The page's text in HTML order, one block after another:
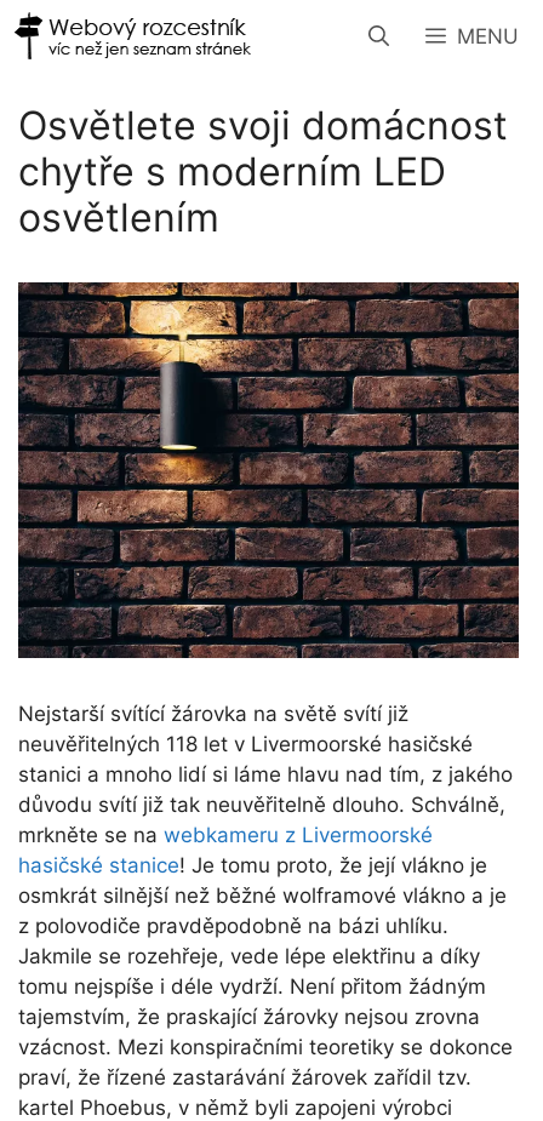
Přeskočit
na
MENU
Osvětlete svoji domácnost
chytře s moderním LED
osvětlením
Nejstarší svítící žárovka na světě svítí již
neuvěřitelných 118 let v Livermoorské hasičské
stanici a mnoho lidí si láme hlavu nad tím, z jakého
důvodu svítí již tak neuvěřitelně dlouho. Schválně,
mrkněte se na webkameru z Livermoorské
hasičské stanice! Je tomu proto, že její vlákno je
osmkrát silnější než běžné wolframové vlákno a je
z polovodiče pravděpodobně na bázi uhlíku.
Jakmile se rozehřeje, vede lépe elektřinu a díky
tomu nejspíše i déle vydrží. Není přitom žádným
tajemstvím, že praskající žárovky nejsou zrovna
vzácnost. Mezi konspiračními teoretiky se dokonce
praví, že řízené zastarávání žárovek zařídil tzv.
kartel Phoebus, v němž byli zapojeni výrobci